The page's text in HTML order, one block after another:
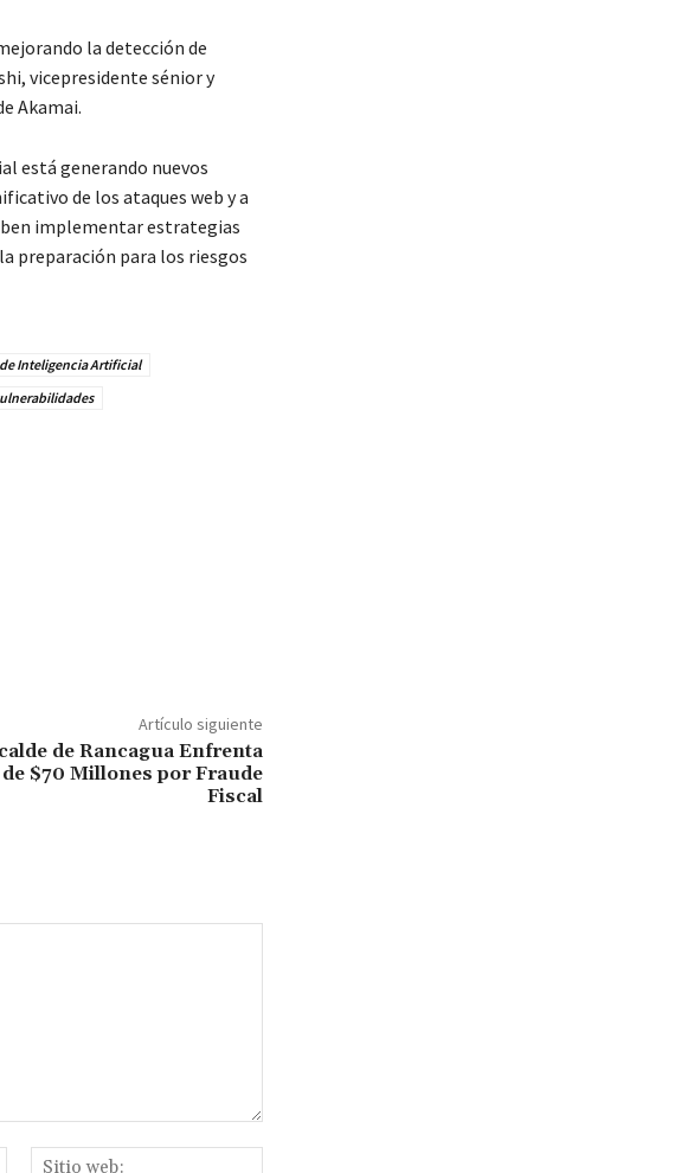
la detección de
vicepresidente sénior y
Akamai.
está generando nuevos
de los ataques web y a
implementar estrategias
preparación para los riesgos
Inteligencia Artificial
Artículo siguiente
de Rancagua Enfrenta
de $70 Millones por Fraude
Fiscal
Correo